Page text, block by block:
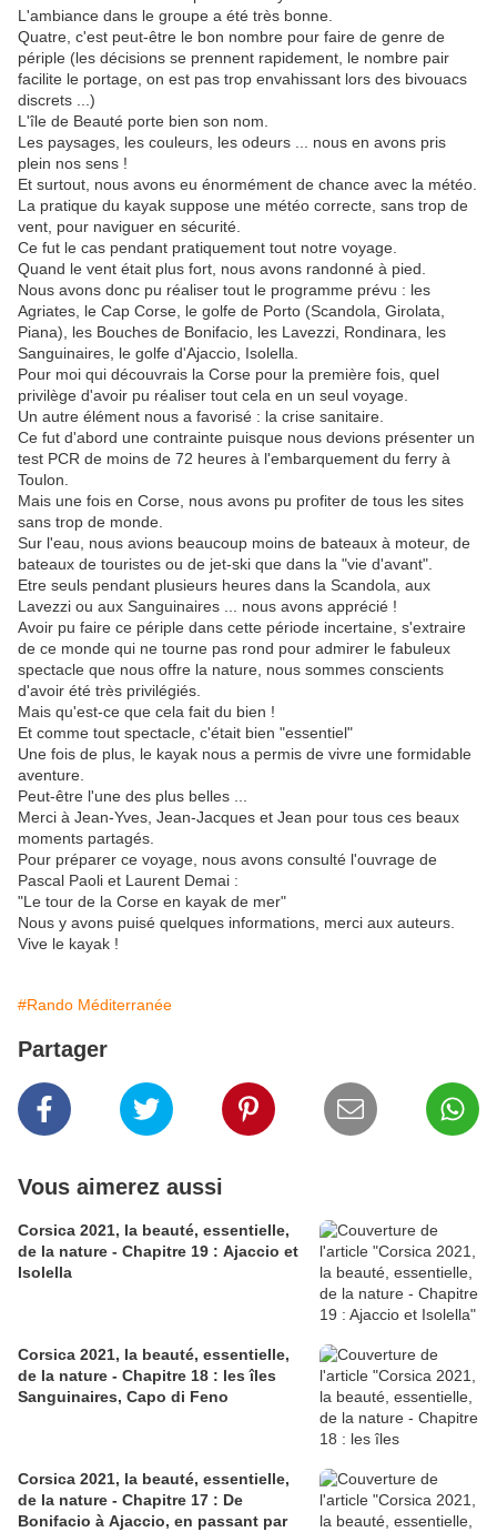
L'ambiance dans le groupe a été très bonne.
Quatre, c'est peut-être le bon nombre pour faire de genre de
périple (les décisions se prennent rapidement, le nombre pair
facilite le portage, on est pas trop envahissant lors des bivouacs
discrets ...)
L'île de Beauté porte bien son nom.
Les paysages, les couleurs, les odeurs ... nous en avons pris
plein nos sens !
Et surtout, nous avons eu énormément de chance avec la météo.
La pratique du kayak suppose une météo correcte, sans trop de
vent, pour naviguer en sécurité.
Ce fut le cas pendant pratiquement tout notre voyage.
Quand le vent était plus fort, nous avons randonné à pied.
Nous avons donc pu réaliser tout le programme prévu : les
Agriates, le Cap Corse, le golfe de Porto (Scandola, Girolata,
Piana), les Bouches de Bonifacio, les Lavezzi, Rondinara, les
Sanguinaires, le golfe d'Ajaccio, Isolella.
Pour moi qui découvrais la Corse pour la première fois, quel
privilège d'avoir pu réaliser tout cela en un seul voyage.
Un autre élément nous a favorisé : la crise sanitaire.
Ce fut d'abord une contrainte puisque nous devions présenter un
test PCR de moins de 72 heures à l'embarquement du ferry à
Toulon.
Mais une fois en Corse, nous avons pu profiter de tous les sites
sans trop de monde.
Sur l'eau, nous avions beaucoup moins de bateaux à moteur, de
bateaux de touristes ou de jet-ski que dans la "vie d'avant".
Etre seuls pendant plusieurs heures dans la Scandola, aux
Lavezzi ou aux Sanguinaires ... nous avons apprécié !
Avoir pu faire ce périple dans cette période incertaine, s'extraire
de ce monde qui ne tourne pas rond pour admirer le fabuleux
spectacle que nous offre la nature, nous sommes conscients
d'avoir été très privilégiés.
Mais qu'est-ce que cela fait du bien !
Et comme tout spectacle, c'était bien "essentiel"
Une fois de plus, le kayak nous a permis de vivre une formidable
aventure.
Peut-être l'une des plus belles ...
Merci à Jean-Yves, Jean-Jacques et Jean pour tous ces beaux
moments partagés.
Pour préparer ce voyage, nous avons consulté l'ouvrage de
Pascal Paoli et Laurent Demai :
"Le tour de la Corse en kayak de mer"
Nous y avons puisé quelques informations, merci aux auteurs.
Vive le kayak !
#Rando Méditerranée
Partager
Vous aimerez aussi
Corsica 2021, la beauté, essentielle,
de la nature - Chapitre 19 : Ajaccio et
Isolella
Corsica 2021, la beauté, essentielle,
de la nature - Chapitre 18 : les îles
Sanguinaires, Capo di Feno
Corsica 2021, la beauté, essentielle,
de la nature - Chapitre 17 : De
Bonifacio à Ajaccio, en passant par